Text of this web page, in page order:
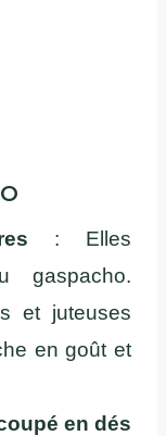
: Elles
gaspacho.
et juteuses
en goût et
en dés